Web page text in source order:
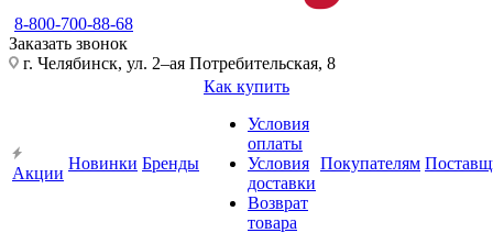
8-800-700-88-68
Заказать звонок
г. Челябинск, ул. 2–ая Потребительская, 8
Акции
Новинки Бренды
Как купить
Условия
оплаты
Условия
доставки
Возврат
товара
Покупателям